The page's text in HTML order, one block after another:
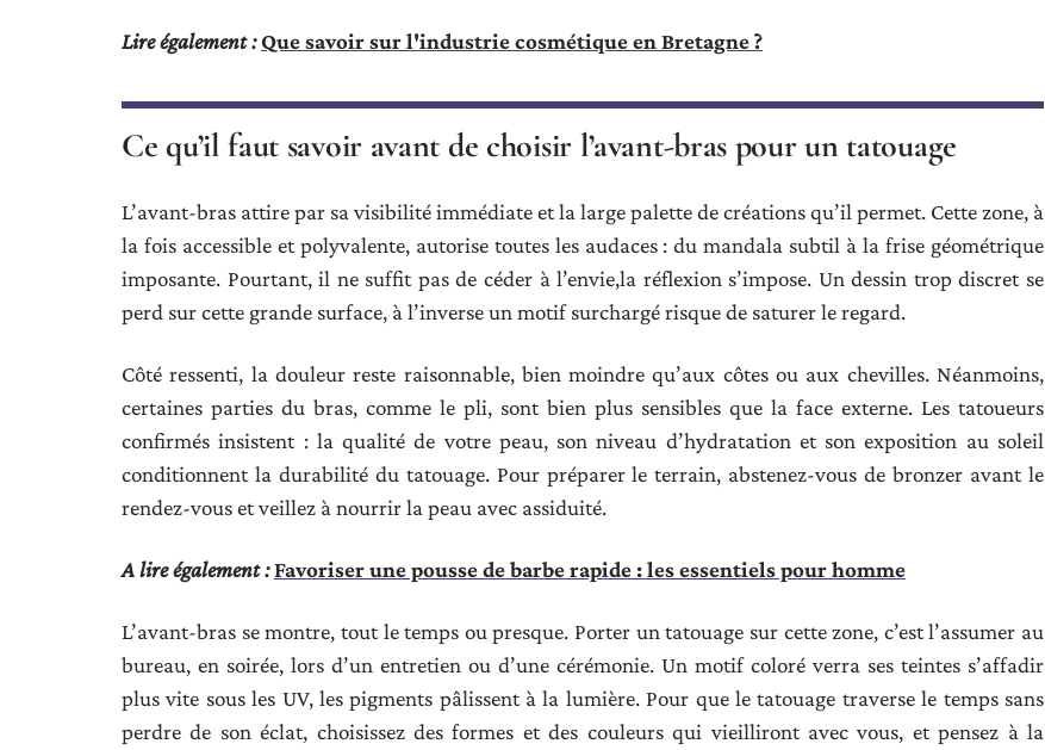
Lire également :Que savoir sur l'industrie cosmétique en Bretagne ?
Ce qu’il faut savoir avant de choisir l’avant-bras pour un tatouage
L’avant-bras attire par sa visibilité immédiate et la large palette de créations qu’il permet. Cette zone, à
la fois accessible et polyvalente, autorise toutes les audaces : du mandala subtil à la frise géométrique
imposante. Pourtant, il ne suffit pas de céder à l’envie,la réflexion s’impose. Un dessin trop discret se
perd sur cette grande surface, à l’inverse un motif surchargé risque de saturer le regard.
Côté ressenti, la douleur reste raisonnable, bien moindre qu’aux côtes ou aux chevilles. Néanmoins,
certaines parties du bras, comme le pli, sont bien plus sensibles que la face externe. Les tatoueurs
confirmés insistent : la qualité de votre peau, son niveau d’hydratation et son exposition au soleil
conditionnent la durabilité du tatouage. Pour préparer le terrain, abstenez-vous de bronzer avant le
rendez-vous et veillez à nourrir la peau avec assiduité.
A lire également :Favoriser une pousse de barbe rapide : les essentiels pour homme
L’avant-bras se montre, tout le temps ou presque. Porter un tatouage sur cette zone, c’est l’assumer au
bureau, en soirée, lors d’un entretien ou d’une cérémonie. Un motif coloré verra ses teintes s’affadir
plus vite sous les UV, les pigments pâlissent à la lumière. Pour que le tatouage traverse le temps sans
perdre de son éclat, choisissez des formes et des couleurs qui vieilliront avec vous, et pensez à la